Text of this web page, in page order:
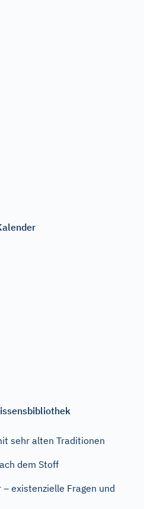
sehr alten Traditionen
dem Stoff
existenzielle Fragen und